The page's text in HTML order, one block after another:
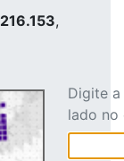
,
Digite
lado no